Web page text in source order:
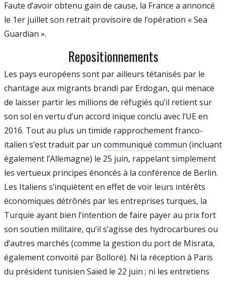
Faute d’avoir obtenu gain de cause, la France a annoncé
le 1er juillet son retrait provisoire de l’opération « Sea
Guardian ».
Repositionnements
Les pays européens sont par ailleurs tétanisés par le
chantage aux migrants brandi par Erdogan, qui menace
de laisser partir les millions de réfugiés qu’il retient sur
son sol en vertu d’un accord inique conclu avec l’UE en
2016. Tout au plus un timide rapprochement franco-
italien s’est traduit par un communiqué commun (incluant
également l’Allemagne) le 25 juin, rappelant simplement
les vertueux principes énoncés à la conférence de Berlin.
Les Italiens s’inquiètent en effet de voir leurs intérêts
économiques détrônés par les entreprises turques, la
Turquie ayant bien l’intention de faire payer au prix fort
son soutien militaire, qu’il s’agisse des hydrocarbures ou
d’autres marchés (comme la gestion du port de Misrata,
également convoité par Bolloré). Ni la réception à Paris
du président tunisien Saïed le 22 juin ; ni les entretiens